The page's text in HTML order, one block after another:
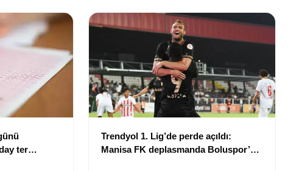
ter
Trendyol 1. Lig’de perde açıldı:
Manisa FK deplasmanda Boluspor’u